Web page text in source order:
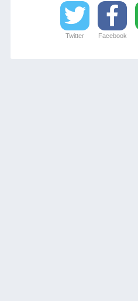
Twitter Facebook